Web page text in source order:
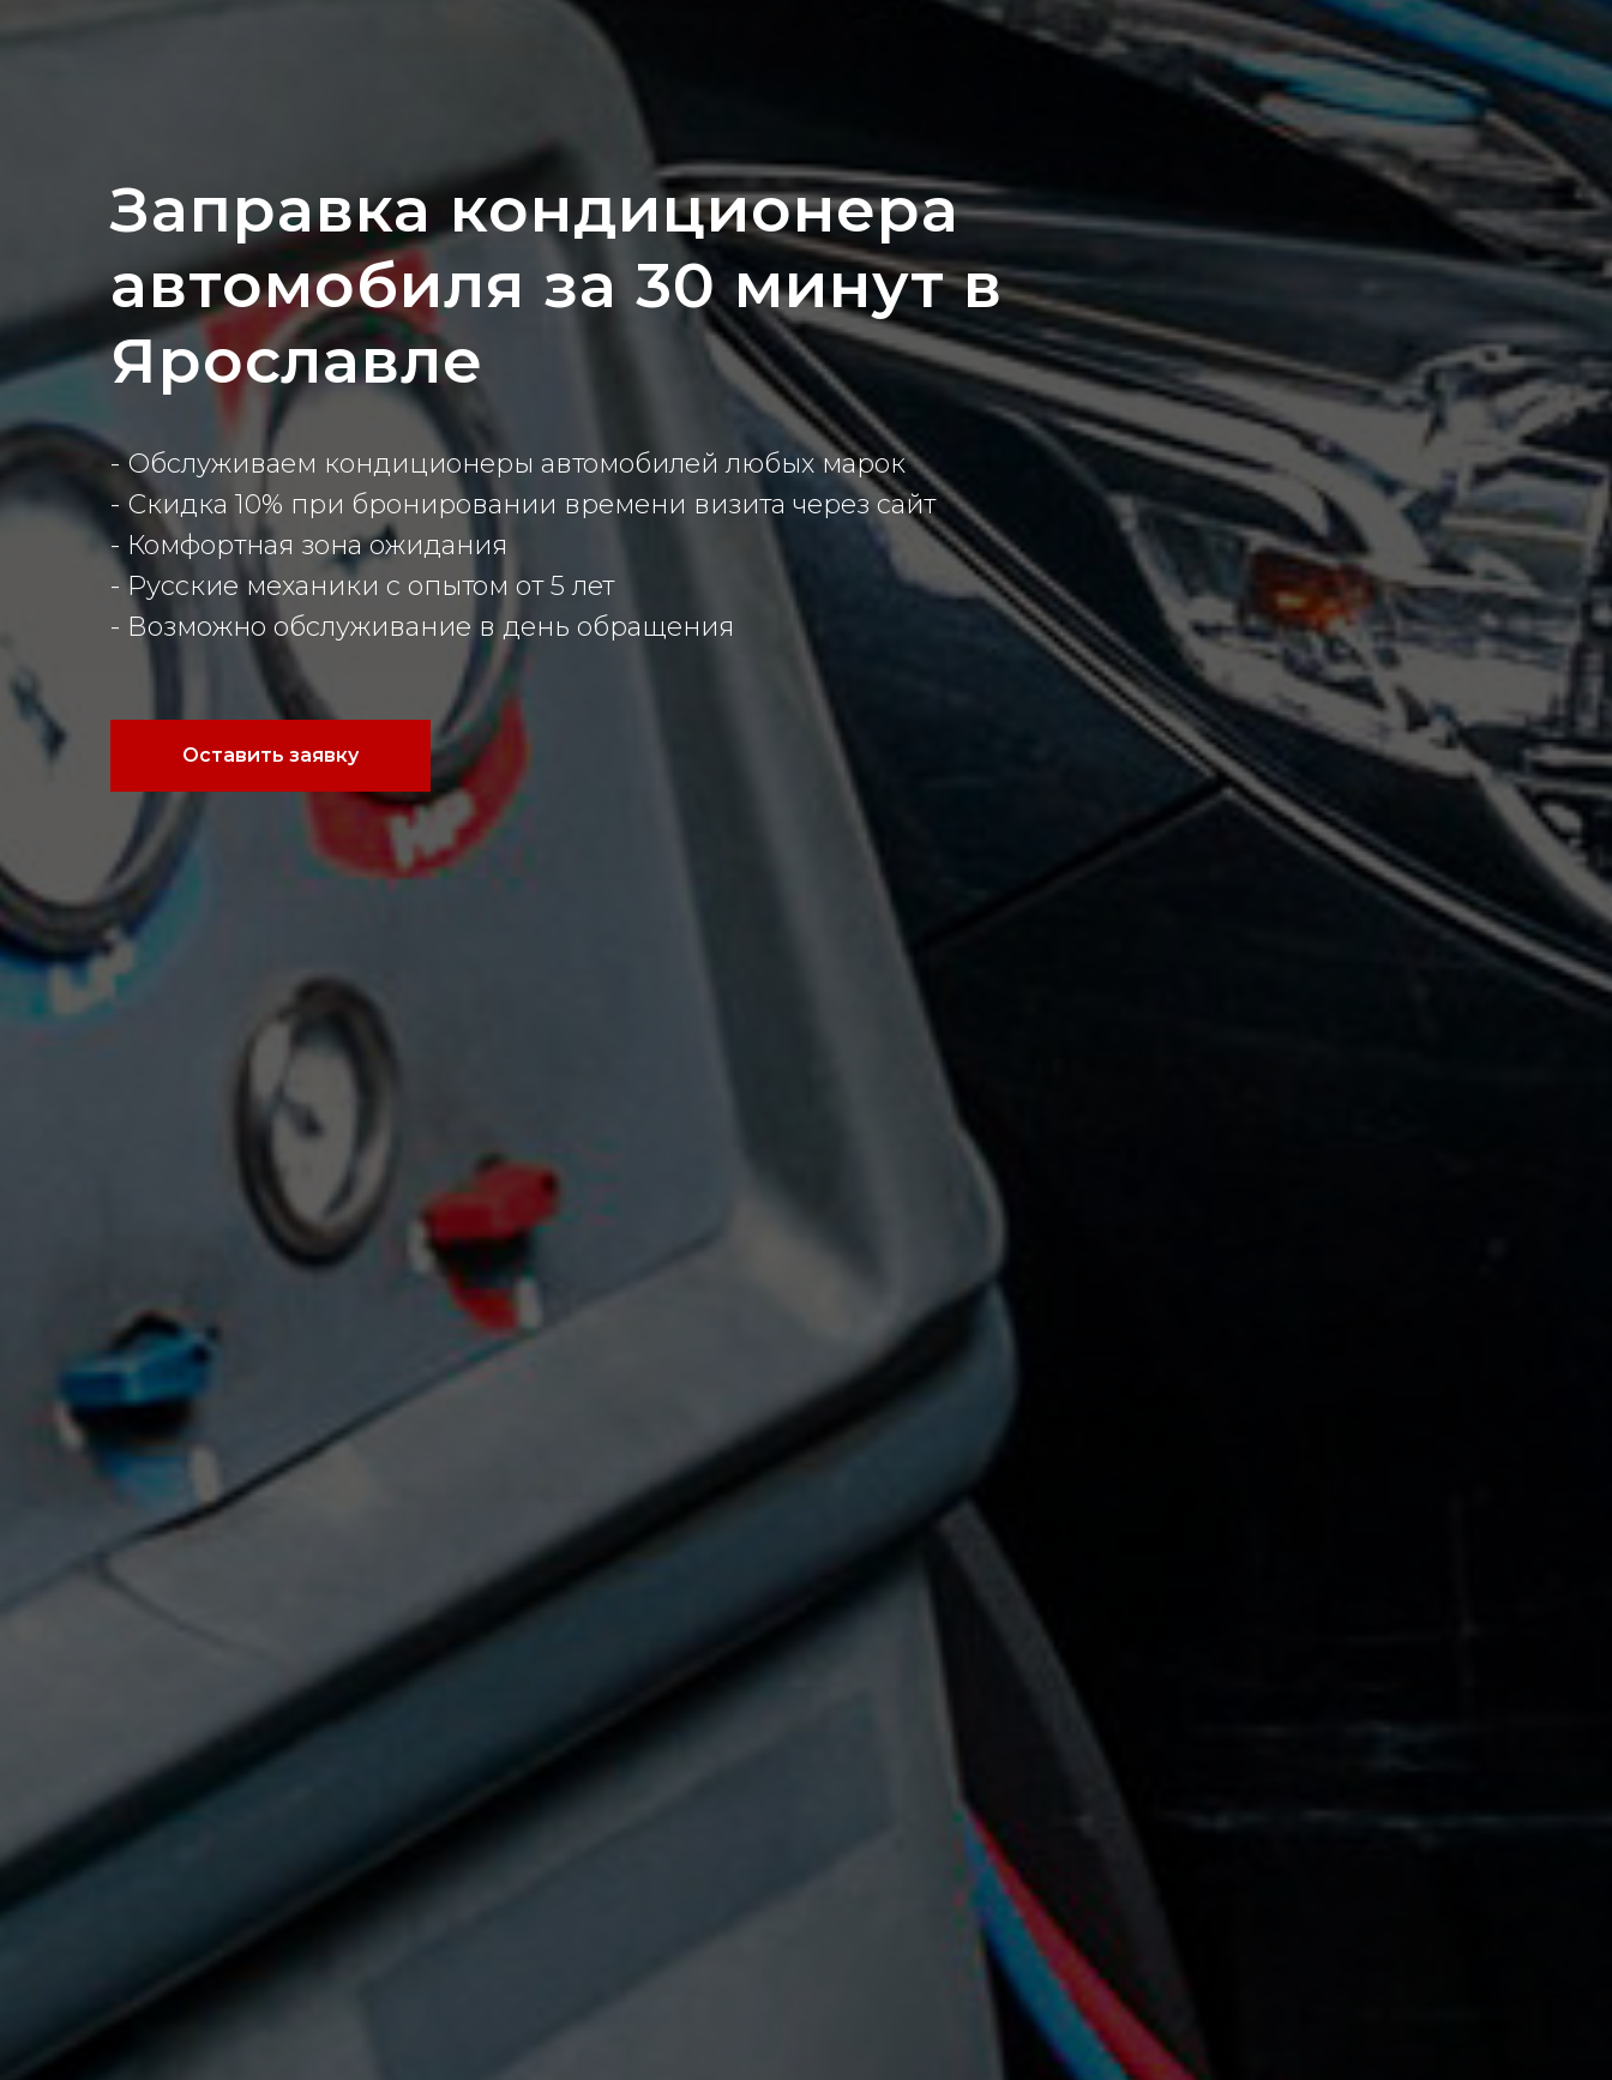
Заправка кондиционера
автомобиля за 30 минут в
Ярославле
- Обслуживаем кондиционеры автомобилей любых марок
- Скидка 10% при бронировании времени визита через сайт
- Комфортная зона ожидания
- Русские механики с опытом от 5 лет
- Возможно обслуживание в день обращения
Оставить заявку